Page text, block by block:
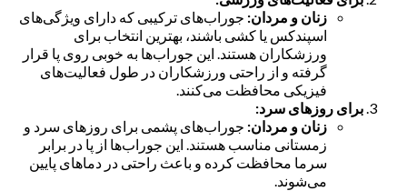
زنان و مردان: جوراب‌های ترکیبی که دارای ویژگی‌های
اسپندکس یا کشی باشند، بهترین انتخاب برای
ورزشکاران هستند. این جوراب‌ها به خوبی روی پا قرار
گرفته و از راحتی ورزشکاران در طول فعالیت‌های
فیزیکی محافظت می‌کنند.
برای روزهای سرد:
زنان و مردان: جوراب‌های پشمی برای روزهای سرد و
زمستانی مناسب هستند. این جوراب‌ها از پا در برابر
سرما محافظت کرده و باعث راحتی در دماهای پایین
می‌شوند.